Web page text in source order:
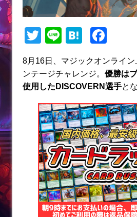
T
w
itt
er
Li
e
H
e
n
a
c
e
b
o
o
k
8月16日、マジックオンライン
ンテージチャレンジ。 優勝は
使用したDISCOVERN選手と